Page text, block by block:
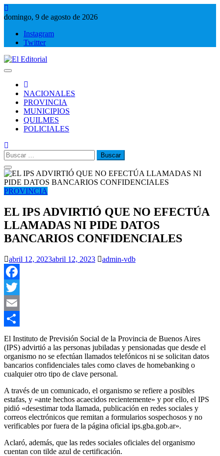
Saltar
al
domingo, 9 de agosto de 2026
Instagram
Twitter
NACIONALES
PROVINCIA
MUNICIPIOS
QUILMES
POLICIALES
Buscar:
PROVINCIA
EL IPS ADVIRTIÓ QUE NO EFECTÚA
LLAMADAS NI PIDE DATOS
BANCARIOS CONFIDENCIALES
abril 12, 2023abril 12, 2023 admin-vdb
Facebook
Twitter
Email
Compartir
El Instituto de Previsión Social de la Provincia de Buenos Aires
(IPS) advirtió a las personas jubiladas y pensionadas que desde el
organismo no se efectúan llamados telefónicos ni se solicitan datos
bancarios confidenciales tales como claves de homebanking o
cualquier otro tipo de clave personal.
A través de un comunicado, el organismo se refiere a posibles
estafas, y «ante hechos acaecidos recientemente» y por ello, el IPS
pidió «desestimar toda llamada, publicación en redes sociales y
correos electrónicos que remitan a formularios sospechosos y no
verificables por fuera de la página oficial ips.gba.gob.ar».
Aclaró, además, que las redes sociales oficiales del organismo
cuentan con tilde azul de certificación.